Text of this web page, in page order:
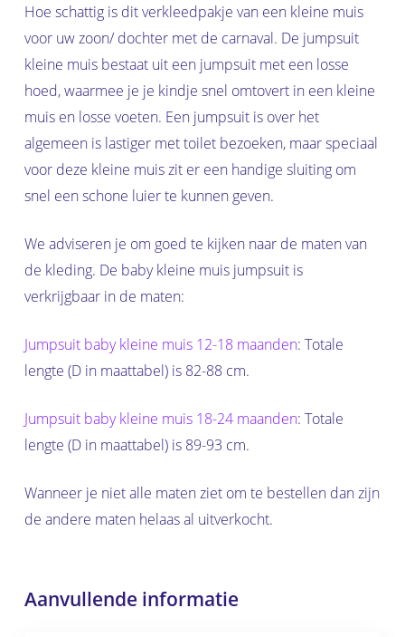
Hoe schattig is dit verkleedpakje van een kleine muis
voor uw zoon/ dochter met de carnaval. De jumpsuit
kleine muis bestaat uit een jumpsuit met een losse
hoed, waarmee je je kindje snel omtovert in een kleine
muis en losse voeten. Een jumpsuit is over het
algemeen is lastiger met toilet bezoeken, maar speciaal
voor deze kleine muis zit er een handige sluiting om
snel een schone luier te kunnen geven.
We adviseren je om goed te kijken naar de maten van
de kleding. De baby kleine muis jumpsuit is
verkrijgbaar in de maten:
Jumpsuit baby kleine muis 12-18 maanden: Totale
lengte (D in maattabel) is 82-88 cm.
Jumpsuit baby kleine muis 18-24 maanden: Totale
lengte (D in maattabel) is 89-93 cm.
Wanneer je niet alle maten ziet om te bestellen dan zijn
de andere maten helaas al uitverkocht.
Aanvullende informatie